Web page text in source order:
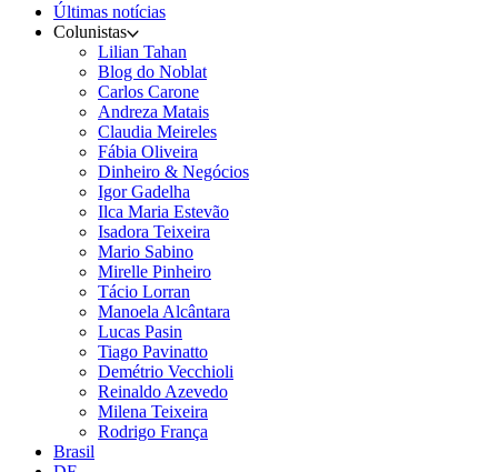
Últimas notícias
Colunistas
Lilian Tahan
Blog do Noblat
Carlos Carone
Andreza Matais
Claudia Meireles
Fábia Oliveira
Dinheiro & Negócios
Igor Gadelha
Ilca Maria Estevão
Isadora Teixeira
Mario Sabino
Mirelle Pinheiro
Tácio Lorran
Manoela Alcântara
Lucas Pasin
Tiago Pavinatto
Demétrio Vecchioli
Reinaldo Azevedo
Milena Teixeira
Rodrigo França
Brasil